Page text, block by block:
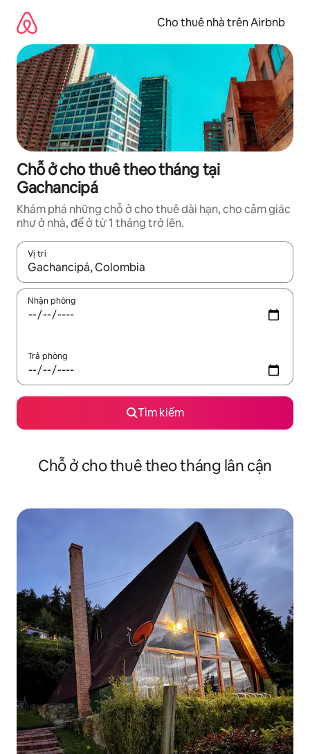
dung
Cho thuê nhà trên Airbnb
Chỗ ở cho thuê theo tháng tại
Gachancipá
Khám phá những chỗ ở cho thuê dài hạn, cho cảm giác
như ở nhà, để ở từ 1 tháng trở lên.
Vị trí
Khi có kết quả, hãy điều hướng bằng phím mũi tên lên và
Nhận phòng
Trả phòng
Tìm kiếm
Chỗ ở cho thuê theo tháng lân cận